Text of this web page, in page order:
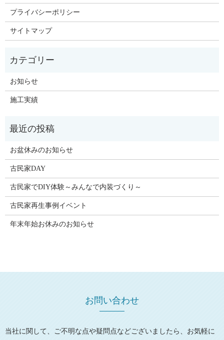
プライバシーポリシー
サイトマップ
お知らせ
施工実績
お盆休みのお知らせ
古民家DAY
古民家でDIY体験～みんなで内装づくり～
古民家再生事例イベント
年末年始お休みのお知らせ
お問い合わせ
当社に関して、ご不明な点や疑問点などございましたら、お気軽に